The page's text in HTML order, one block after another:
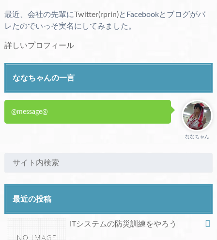
最近、会社の先輩にTwitter(rprin)とFacebookとブログがバ
レたのでいっそ実名にしてみました。
詳しいプロフィール
ななちゃんの一言
ななちゃん
@message@
最近の投稿
ITシステムの防災訓練をやろう